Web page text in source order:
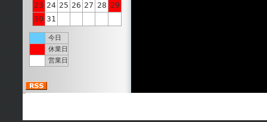
23 24 25 26 27 28 29
30 31
今日
休業日
営業日